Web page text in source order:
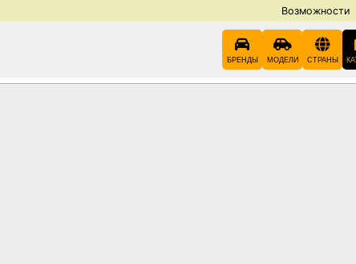
Возможности
БРЕНДЫ МОДЕЛИ СТРАНЫ